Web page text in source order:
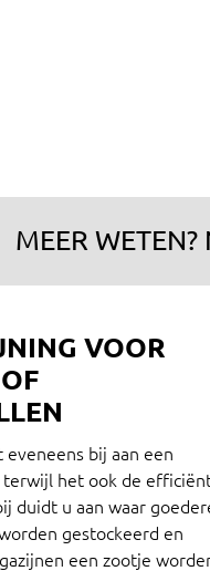
MEER
VOOR
bij aan een
het ook de
duidt u aan waar
gestockeerd en
een zootje